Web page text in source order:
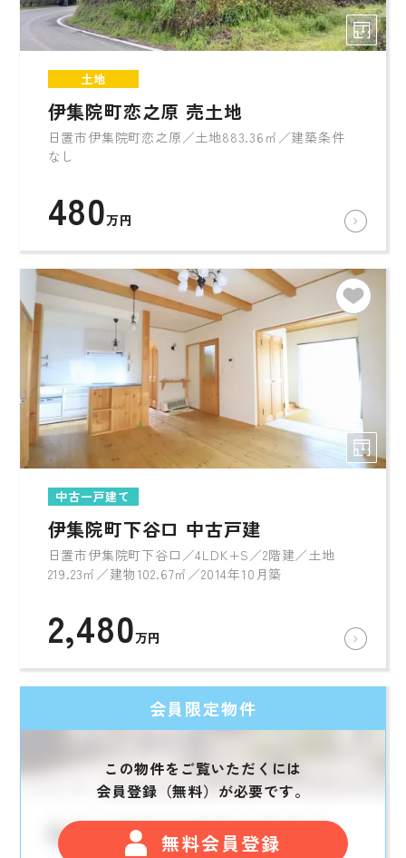
土地
伊集院町恋之原 売土地
日置市伊集院町恋之原／土地883.36㎡／建築条件
なし
480万円
中古一戸建て
伊集院町下谷口 中古戸建
日置市伊集院町下谷口／4LDK+S／2階建／土地
219.23㎡／建物102.67㎡／2014年10月築
2,480万円
会員限定物件
この物件をご覧いただくには
会員登録（無料）が必要です。
無料会員登録